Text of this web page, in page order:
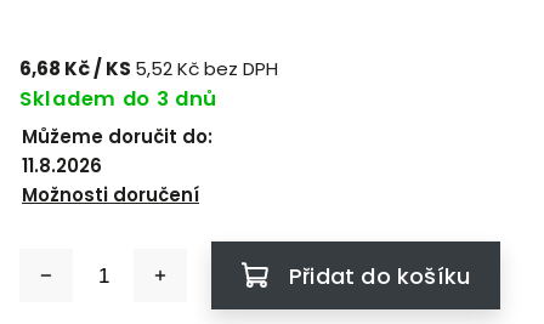
6,68 Kč/ KS 5,52 Kč bez DPH
Skladem do 3 dnů
Můžeme doručit do:
11.8.2026
Možnosti doručení
Přidat do košíku